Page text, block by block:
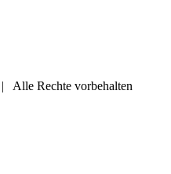
Alle Rechte vorbehalten